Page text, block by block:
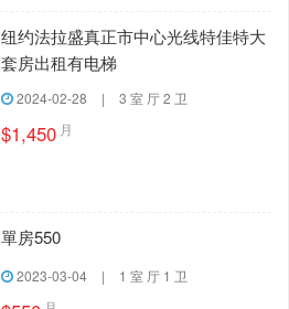
纽约法拉盛真正市中心光线特佳特大
套房出租有电梯
2024-02-28 | 3 室 厅 2 卫
$1,450 月
單房550
2023-03-04 | 1 室 厅 1 卫